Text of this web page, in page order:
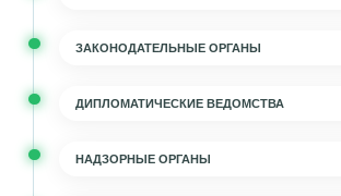
ЗАКОНОДАТЕЛЬНЫЕ ОРГАНЫ
ДИПЛОМАТИЧЕСКИЕ ВЕДОМСТВА
НАДЗОРНЫЕ ОРГАНЫ